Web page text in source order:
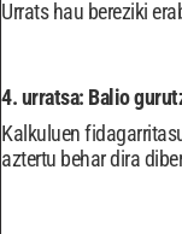
Urrats hau bereziki
4. urratsa: Balio
Kalkuluen
aztertu behar dira